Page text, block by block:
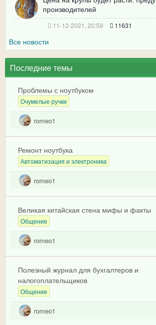
производителей
11-12-2021, 20:59 11631
Все новости
Последние темы
Проблемы с ноутбуком
Очумелые ручки
romeo1
Ремонт ноутбука
Автоматизация и электроника
romeo1
Великая китайская стена мифы и факты
Общение
romeo1
Полезный журнал для бухгалтеров и
налогоплательщиков
Общение
romeo1